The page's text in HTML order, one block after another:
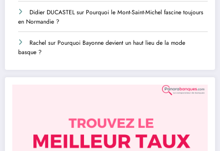
Didier DUCASTELsur Pourquoi le Mont-Saint-Michel fascine toujours
en Normandie ?
Rachel sur Pourquoi Bayonne devient un haut lieu de la mode
basque ?